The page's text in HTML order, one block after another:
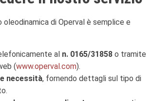
oleodinamica di Operval è semplice e
al n. 0165/31858 o tramite
(www.operval.com).
necessità, fornendo dettagli sul tipo di